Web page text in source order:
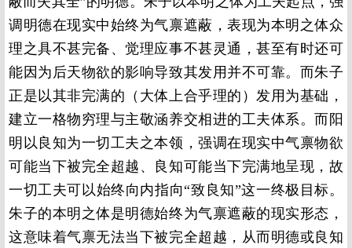
调明德在现实中始终为气禀遮蔽，表现为本明之体众
理之具不甚完备、觉理应事不甚灵通，甚至有时还可
能因为后天物欲的影响导致其发用并不可靠。而朱子
正是以其非完满的（大体上合乎理的）发用为基础，
建立一格物穷理与主敬涵养交相进的工夫体系。而阳
明以良知为一切工夫之本领，强调在现实中气禀物欲
可能当下被完全超越、良知可能当下完满地呈现，故
一切工夫可以始终向内指向“致良知”这一终极目标。
朱子的本明之体是明德始终为气禀遮蔽的现实形态，
这意味着气禀无法当下被完全超越，从而明德或良知